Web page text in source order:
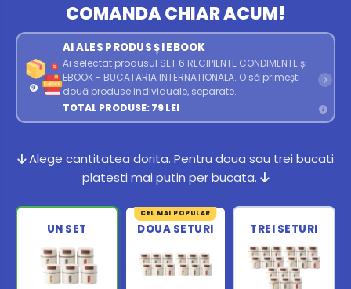
COMANDA CHIAR ACUM!
AI ALES PRODUS ȘI EBOOK
Ai selectat produsul SET 6 RECIPIENTE CONDIMENTE și
EBOOK - BUCATARIA INTERNATIONALA. O să primești
două produse individuale, separate.
TOTAL PRODUSE: 79 LEI
Alege cantitatea dorita. Pentru doua sau trei bucati
platesti mai putin per bucata.
UN SET
CEL MAI POPULAR
DOUA SETURI TREI SETURI